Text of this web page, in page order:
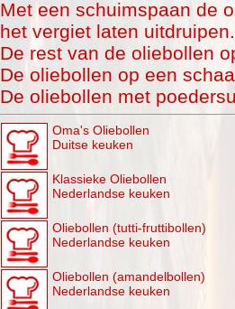
Met een schuimspaan de
het vergiet laten uitdruipen.
De rest van de oliebollen
De oliebollen op een
De oliebollen met
Oma's Oliebollen
Duitse keuken
Klassieke Oliebollen
Nederlandse keuken
Oliebollen (tutti-fruttibollen)
Nederlandse keuken
Oliebollen (amandelbollen)
Nederlandse keuken